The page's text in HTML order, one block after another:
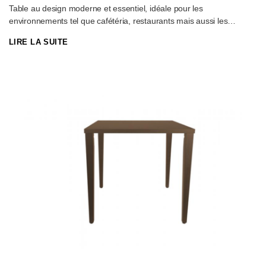
Table au design moderne et essentiel, idéale pour les
environnements tel que cafétéria, restaurants mais aussi les
s’adapte parfaitement à tous les mobiliers. Élégante et polyvalente,
LIRE LA SUITE